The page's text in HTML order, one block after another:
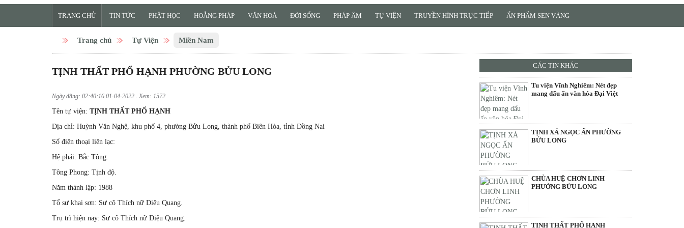
TRANG CHỦ TIN TỨC PHẬT HỌC HOẰNG PHÁP VĂN HOÁ ĐỜI SỐNG PHÁP ÂM TỰ VIỆN TRUYỀN HÌNH TRỰC TIẾP ẤN PHẨM SEN VÀNG
Trang chủ Tự Viện Miền Nam
TỊNH THẤT PHỔ HẠNH PHƯỜNG BỬU LONG
Ngày đăng: 02:40:16 01-04-2022 . Xem: 1572
Tên tự viện: TỊNH THẤT PHỔ HẠNH
Địa chỉ: Huỳnh Văn Nghệ, khu phố 4, phường Bửu Long, thành phố Biên Hòa, tỉnh Đồng Nai
Số điện thoại liên lạc:
Hệ phái: Bắc Tông.
Tông Phong: Tịnh độ.
Năm thành lập: 1988
Tổ sư khai sơn: Sư cô Thích nữ Diệu Quang.
Trụ trì hiện nay: Sư cô Thích nữ Diệu Quang.
CÁC TIN KHÁC
Tu viện Vĩnh Nghiêm: Nét đẹp
mang dấu ấn văn hóa Đại Việt
TỊNH XÁ NGỌC ẤN PHƯỜNG
BỬU LONG
CHÙA HUỆ CHƠN LINH
PHƯỜNG BỬU LONG
TỊNH THẤT PHỔ HẠNH